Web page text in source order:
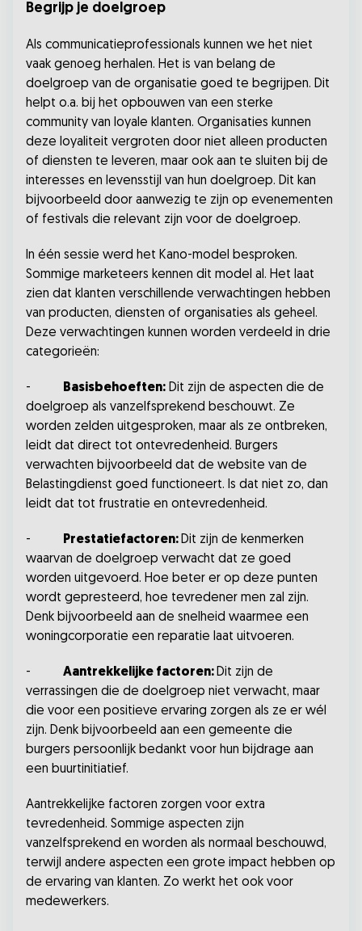
Begrijp je doelgroep
Als communicatieprofessionals kunnen we het niet
vaak genoeg herhalen. Het is van belang de
doelgroep van de organisatie goed te begrijpen. Dit
helpt o.a. bij het opbouwen van een sterke
community van loyale klanten. Organisaties kunnen
deze loyaliteit vergroten door niet alleen producten
of diensten te leveren, maar ook aan te sluiten bij de
interesses en levensstijl van hun doelgroep. Dit kan
bijvoorbeeld door aanwezig te zijn op evenementen
of festivals die relevant zijn voor de doelgroep.
In één sessie werd het Kano-model besproken.
Sommige marketeers kennen dit model al. Het laat
zien dat klanten verschillende verwachtingen hebben
van producten, diensten of organisaties als geheel.
Deze verwachtingen kunnen worden verdeeld in drie
categorieën:
- Basisbehoeften: Dit zijn de aspecten die de
doelgroep als vanzelfsprekend beschouwt. Ze
worden zelden uitgesproken, maar als ze ontbreken,
leidt dat direct tot ontevredenheid. Burgers
verwachten bijvoorbeeld dat de website van de
Belastingdienst goed functioneert. Is dat niet zo, dan
leidt dat tot frustratie en ontevredenheid.
- Prestatiefactoren: Dit zijn de kenmerken
waarvan de doelgroep verwacht dat ze goed
worden uitgevoerd. Hoe beter er op deze punten
wordt gepresteerd, hoe tevredener men zal zijn.
Denk bijvoorbeeld aan de snelheid waarmee een
woningcorporatie een reparatie laat uitvoeren.
- Aantrekkelijke factoren: Dit zijn de
verrassingen die de doelgroep niet verwacht, maar
die voor een positieve ervaring zorgen als ze er wél
zijn. Denk bijvoorbeeld aan een gemeente die
burgers persoonlijk bedankt voor hun bijdrage aan
een buurtinitiatief.
Aantrekkelijke factoren zorgen voor extra
tevredenheid. Sommige aspecten zijn
vanzelfsprekend en worden als normaal beschouwd,
terwijl andere aspecten een grote impact hebben op
de ervaring van klanten. Zo werkt het ook voor
medewerkers.